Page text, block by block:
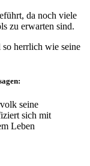
da noch viele
zu erwarten sind.
herrlich wie seine
seine
sich mit
Leben